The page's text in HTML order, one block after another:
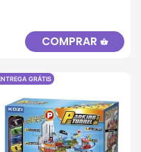
COMPRAR shopping_basket
GRÁTIS